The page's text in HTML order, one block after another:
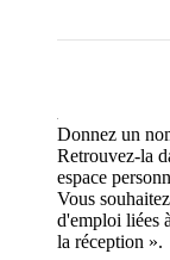
Donnez un
Retrouvez-la
espace
Vous
d'emploi liées
la réception ».